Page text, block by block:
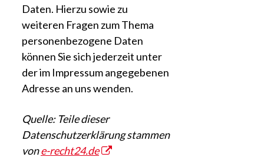
Daten. Hierzu sowie zu
weiteren Fragen zum Thema
personenbezogene Daten
können Sie sich jederzeit unter
der im Impressum angegebenen
Adresse an uns wenden.
Quelle: Teile dieser
Datenschutzerklärung stammen
vone-recht24.de